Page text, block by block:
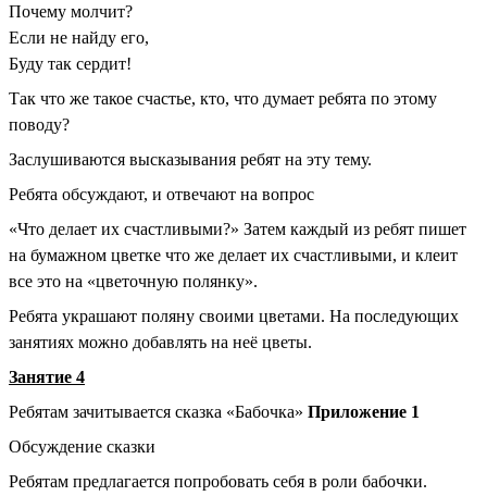
Почему молчит?
Если не найду его,
Буду так сердит!
Так что же такое счастье, кто, что думает ребята по этому
поводу?
Заслушиваются высказывания ребят на эту тему.
Ребята обсуждают, и отвечают на вопрос
«Что делает их счастливыми?» Затем каждый из ребят пишет
на бумажном цветке что же делает их счастливыми, и клеит
все это на «цветочную полянку».
Ребята украшают поляну своими цветами. На последующих
занятиях можно добавлять на неё цветы.
Занятие 4
Ребятам зачитывается сказка «Бабочка» Приложение 1
Обсуждение сказки
Ребятам предлагается попробовать себя в роли бабочки.